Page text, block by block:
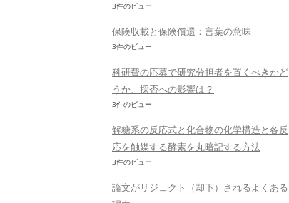
3件のビュー
保険収載と保険償還：言葉の意味
3件のビュー
科研費の応募で研究分担者を置くべきかど
うか、採否への影響は？
3件のビュー
解糖系の反応式と化合物の化学構造と各反
応を触媒する酵素を丸暗記する方法
3件のビュー
論文がリジェクト（却下）されるよくある